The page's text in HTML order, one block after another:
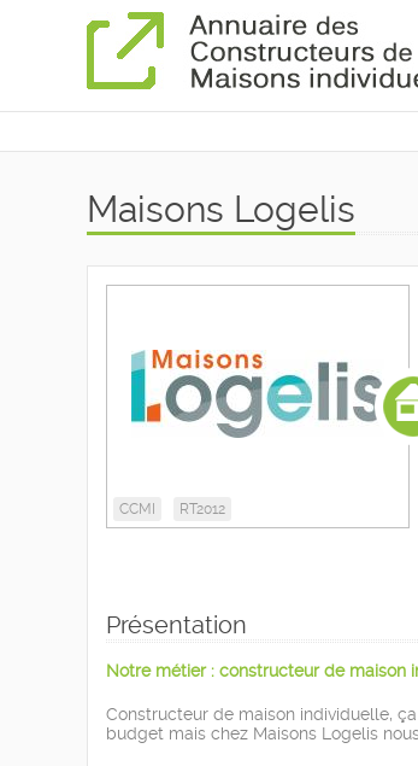
Maisons Logelis
CCMI RT2012
Présentation
Notre métier : constructeur de maison
Constructeur de maison individuelle,
budget mais chez Maisons Logelis